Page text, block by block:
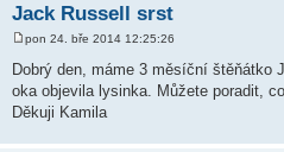
Jack Russell srst
P
í
s
p
ě
pon 24. bře 2014 12:25:26
Dobrý den, máme 3 měsíční štěňátko
oka objevila lysinka. Můžete poradit,
Děkuji Kamila